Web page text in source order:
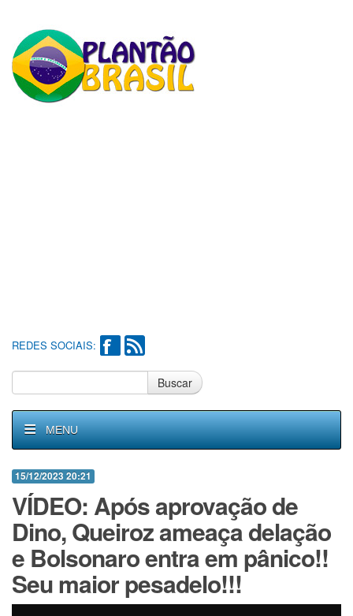
REDES SOCIAIS:
Buscar
MENU
15/12/2023 20:21
VÍDEO: Após aprovação de
Dino, Queiroz ameaça delação
e Bolsonaro entra em pânico!!
Seu maior pesadelo!!!